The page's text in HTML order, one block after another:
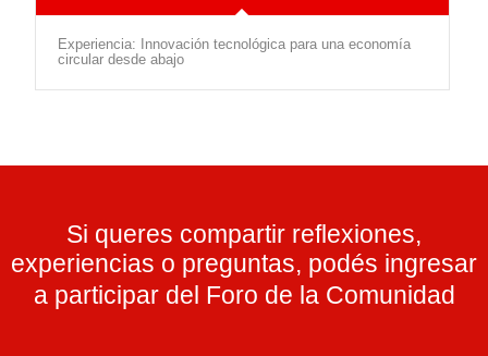
Experiencia: Innovación tecnológica para una economía
circular desde abajo
Si queres compartir reflexiones,
experiencias o preguntas, podés ingresar
a participar del Foro de la Comunidad